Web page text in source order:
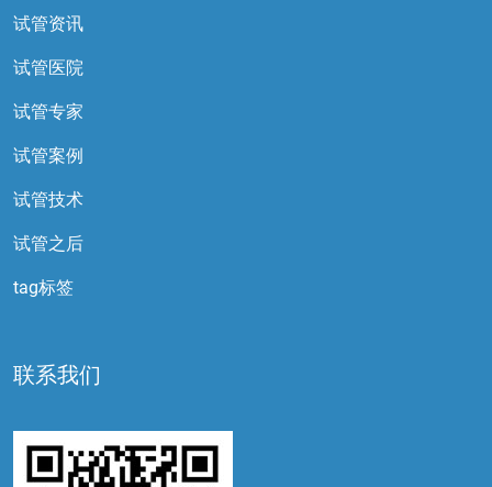
试管资讯
试管医院
试管专家
试管案例
试管技术
试管之后
tag标签
联系我们